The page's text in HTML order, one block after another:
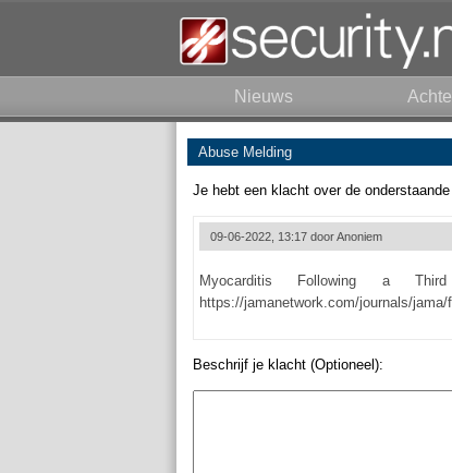
Nieuws
Abuse Melding
Je hebt een klacht over de
09-06-2022, 13:17 doorAnoniem
Myocarditis Following a
https://jamanetwork.com/journals/
Beschrijf je klacht (Optioneel):